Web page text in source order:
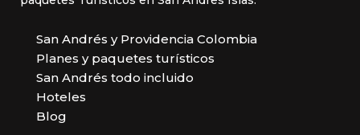
San Andrés y Providencia Colombia
Planes y paquetes turísticos
San Andrés todo incluido
Hoteles
Blog